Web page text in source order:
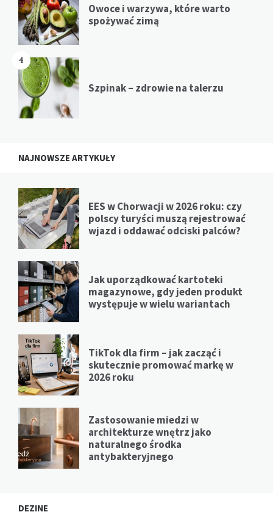
Owoce i warzywa, które warto
spożywać zimą
4
Szpinak – zdrowie na talerzu
NAJNOWSZE ARTYKUŁY
EES w Chorwacji w 2026 roku: czy
polscy turyści muszą rejestrować
wjazd i oddawać odciski palców?
Jak uporządkować kartoteki
magazynowe, gdy jeden produkt
występuje w wielu wariantach
TikTok dla firm – jak zacząć i
skutecznie promować markę w
2026 roku
Zastosowanie miedzi w
architekturze wnętrz jako
naturalnego środka
antybakteryjnego
DEZINE